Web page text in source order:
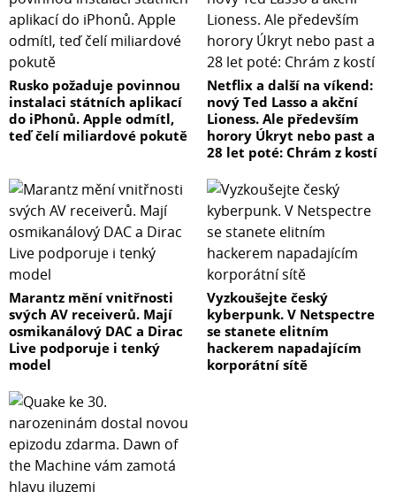
Rusko požaduje povinnou
instalaci státních aplikací
do iPhonů. Apple odmítl,
teď čelí miliardové pokutě
Netflix a další na víkend:
nový Ted Lasso a akční
Lioness. Ale především
horory Úkryt nebo past a
28 let poté: Chrám z kostí
Marantz mění vnitřnosti
svých AV receiverů. Mají
osmikanálový DAC a Dirac
Live podporuje i tenký
model
Vyzkoušejte český
kyberpunk. V Netspectre
se stanete elitním
hackerem napadajícím
korporátní sítě